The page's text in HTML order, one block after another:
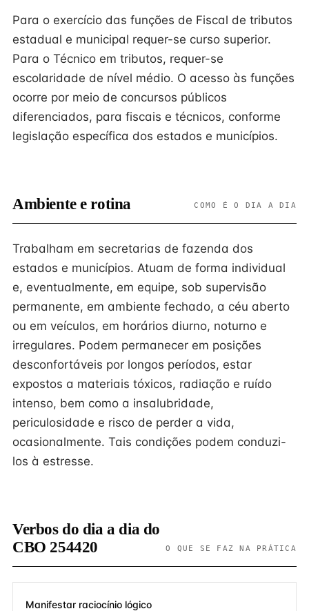
Para o exercício das funções de Fiscal de tributos
estadual e municipal requer-se curso superior.
Para o Técnico em tributos, requer-se
escolaridade de nível médio. O acesso às funções
ocorre por meio de concursos públicos
diferenciados, para fiscais e técnicos, conforme
legislação específica dos estados e municípios.
Ambiente e rotina COMO É O DIA A DIA
Trabalham em secretarias de fazenda dos
estados e municípios. Atuam de forma individual
e, eventualmente, em equipe, sob supervisão
permanente, em ambiente fechado, a céu aberto
ou em veículos, em horários diurno, noturno e
irregulares. Podem permanecer em posições
desconfortáveis por longos períodos, estar
expostos a materiais tóxicos, radiação e ruído
intenso, bem como a insalubridade,
periculosidade e risco de perder a vida,
ocasionalmente. Tais condições podem conduzi-
los à estresse.
Verbos do dia a dia do
CBO 254420
O QUE SE FAZ NA PRÁTICA
Manifestar raciocínio lógico